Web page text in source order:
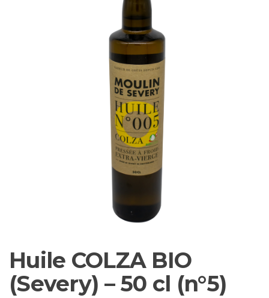
Huile COLZA BIO
(Severy) – 50 cl (n°5)